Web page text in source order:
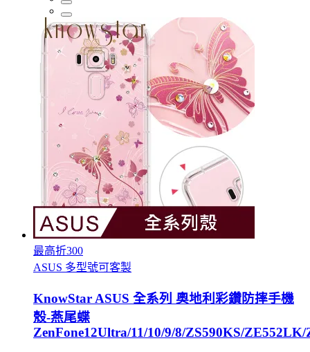
最高折300
ASUS 多型號可客製
KnowStar ASUS 全系列 奧地利彩鑽防摔手機
殼-燕尾蝶
ZenFone12Ultra/11/10/9/8/ZS590KS/